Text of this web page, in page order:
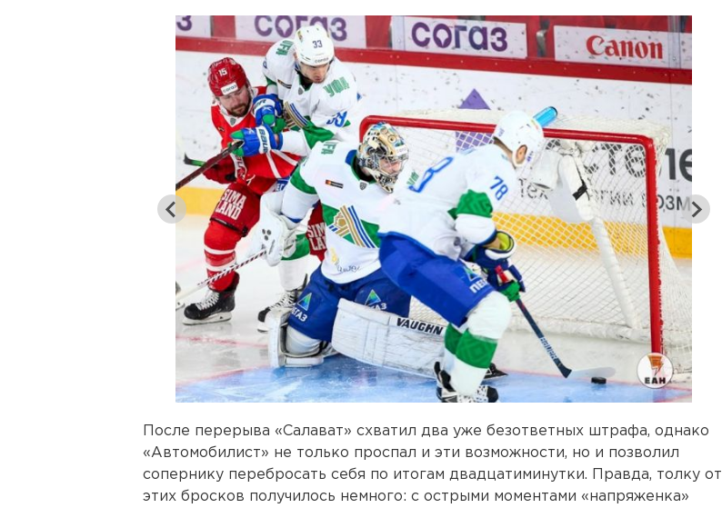
После перерыва «Салават» схватил два уже безответных штрафа, однако
«Автомобилист» не только проспал и эти возможности, но и позволил
сопернику перебросать себя по итогам двадцатиминутки. Правда, толку от
этих бросков получилось немного: с острыми моментами «напряженка»